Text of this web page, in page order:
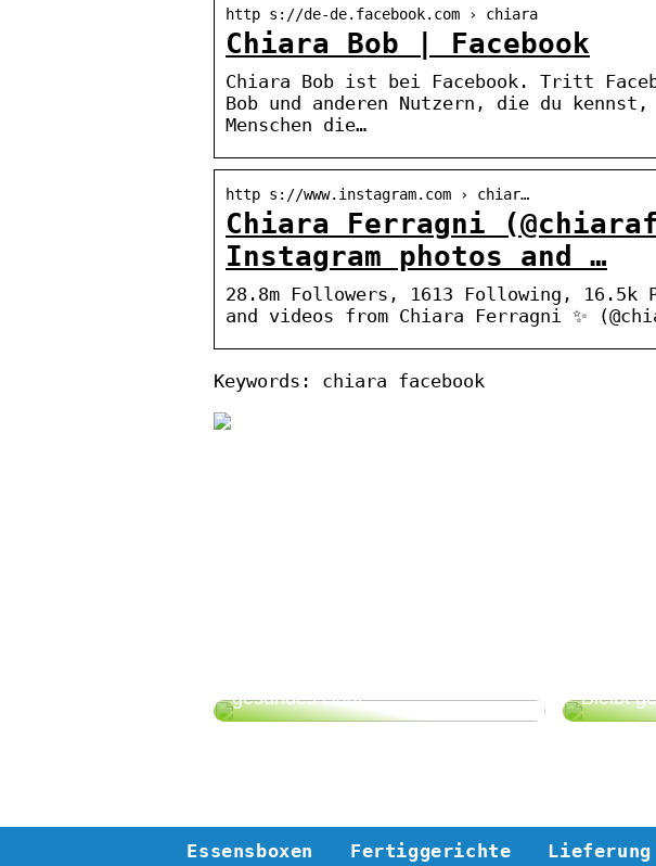
http s://de-de.facebook.com › chiara
Chiara Bob | Facebook
Chiara Bob ist bei Facebook. Tritt
Bob und anderen Nutzern, die du
Menschen die…
http s://www.instagram.com › chiar…
Chiara Ferragni
Instagram photos and …
28.8m Followers, 1613 Following, 16.5k
and videos from Chiara Ferragni ✨
Keywords: chiara facebook
gesundes Haar
Bleibt
Essensboxen Fertiggerichte Lieferung